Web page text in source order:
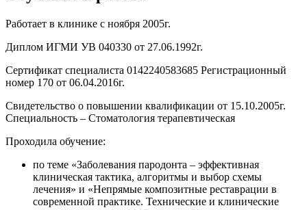
Работает в клинике с ноября 2005г.
Диплом ИГМИ УВ 040330 от 27.06.1992г.
Сертификат специалиста 0142240583685 Регистрационный
номер 170 от 06.04.2016г.
Свидетельство о повышении квалификации от 15.10.2005г.
Специальность – Стоматология терапевтическая
Проходила обучение:
по теме «Заболевания пародонта – эффективная
клиническая тактика, алгоритмы и выбор схемы
лечения» и «Непрямые композитные реставрации в
современной практике. Технические и клинические